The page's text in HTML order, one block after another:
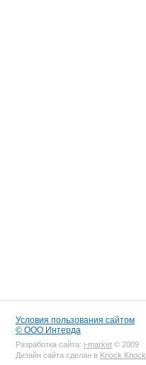
Условия пользования сайтом
© ООО Интерда
Разработка сайта: i-market © 2009
Дизайн сайта сделан в Knock Knock